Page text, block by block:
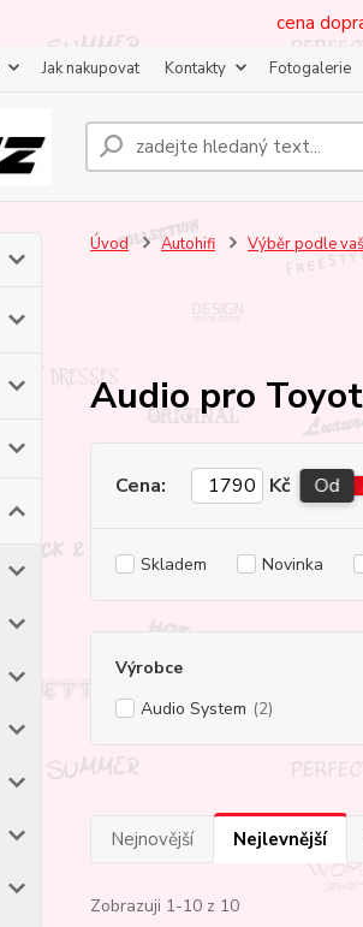
cena
Jak nakupovat Kontakty Fotogalerie
Úvod Autohifi Výběr podle
Audio pro
Cena: Kč Od
Skladem Novinka
Výrobce
Audio System (2)
Nejnovější Nejlevnější
Zobrazuji 1-10 z 10